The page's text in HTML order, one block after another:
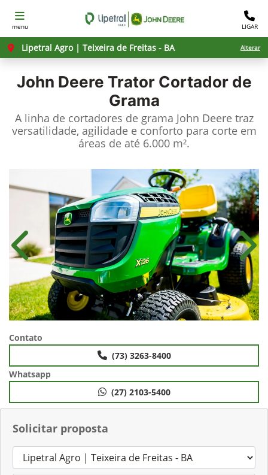
menu LIGAR
Lipetral Agro | Teixeira de Freitas - BA Alterar
John Deere Trator Cortador de
Grama
A linha de cortadores de grama John Deere traz
versatilidade, agilidade e conforto para corte em
áreas de até 6.000 m².
Solicitar proposta
Anterior
Contato
(73) 3263-8400
Whatsapp
(27) 2103-5400